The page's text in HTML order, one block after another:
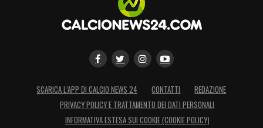
SCARICA L’APP DI CALCIO NEWS 24 CONTATTI
REDAZIONE
PRIVACY POLICY E TRATTAMENTO DEI DATI PERSONALI
INFORMATIVA ESTESA SUI COOKIE (COOKIE POLICY)